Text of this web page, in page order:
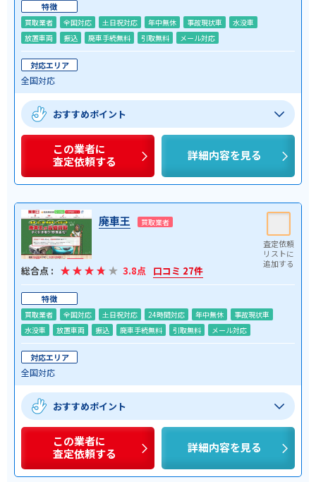
特徴
買取業者 全国対応 土日祝対応 年中無休 事故現状車
水没車
放置車両
振込 廃車手続無料 引取無料 メール対応
対応エリア
全国対応
おすすめポイント
この業者に
査定依頼する
詳細内容を見る
廃車王 買取業者
総合点 : 3.8点 口コミ 27件
特徴
買取業者 全国対応 土日祝対応 24時間対応 年中無休
事故現状車
水没車
放置車両 振込 廃車手続無料 引取無料 メール対応
対応エリア
全国対応
おすすめポイント
この業者に
査定依頼する
詳細内容を見る